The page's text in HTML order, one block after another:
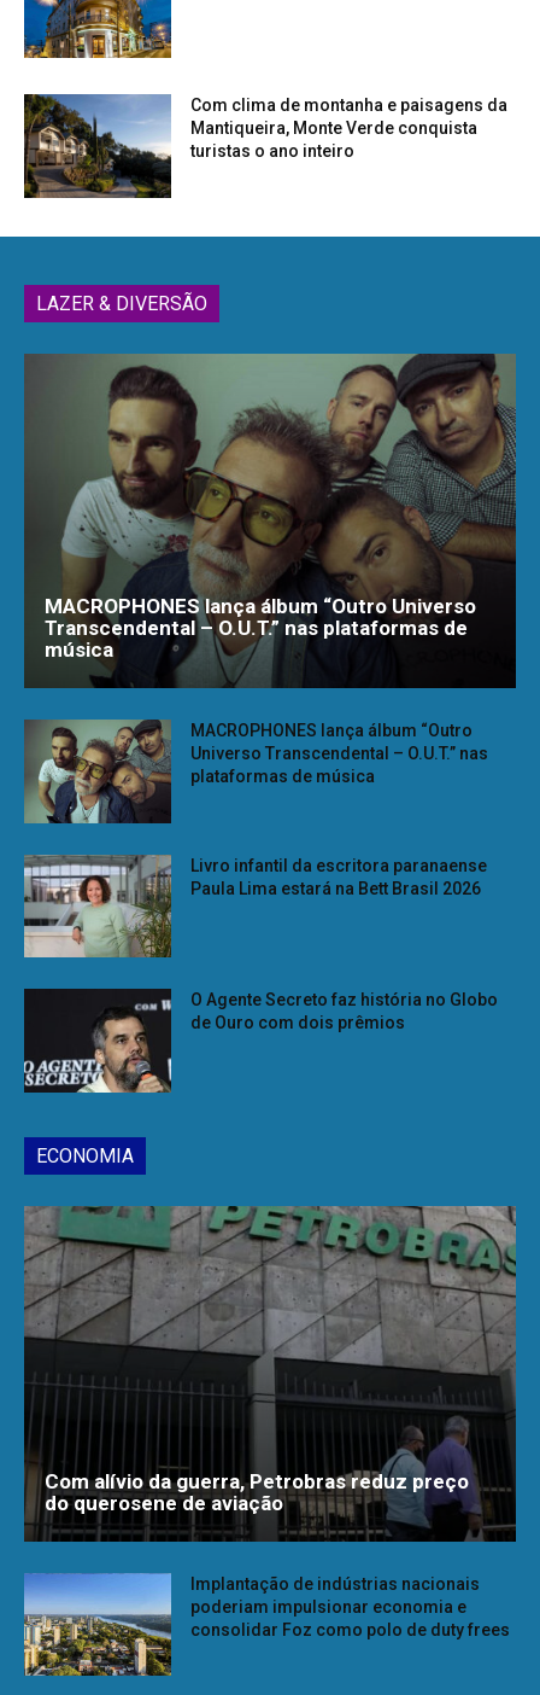
Com clima de montanha e paisagens da
Mantiqueira, Monte Verde conquista
turistas o ano inteiro
LAZER & DIVERSÃO
MACROPHONES lança álbum “Outro Universo
Transcendental – O.U.T.” nas plataformas de
música
MACROPHONES lança álbum “Outro
Universo Transcendental – O.U.T.” nas
plataformas de música
Livro infantil da escritora paranaense
Paula Lima estará na Bett Brasil 2026
O Agente Secreto faz história no Globo
de Ouro com dois prêmios
ECONOMIA
Com alívio da guerra, Petrobras reduz preço
do querosene de aviação
Implantação de indústrias nacionais
poderiam impulsionar economia e
consolidar Foz como polo de duty frees